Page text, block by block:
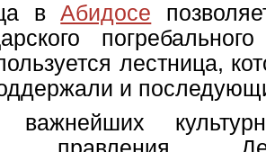
вАбидосе
лестница,
и